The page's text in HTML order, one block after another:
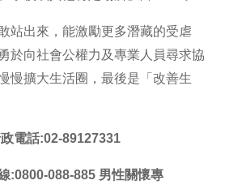
站出來，能激勵更多潛藏的受虐
於向社會公權力及專業人員尋求協
慢擴大生活圈，最後是「改善生
電話:02-89127331
:0800-088-885 男性關懷專